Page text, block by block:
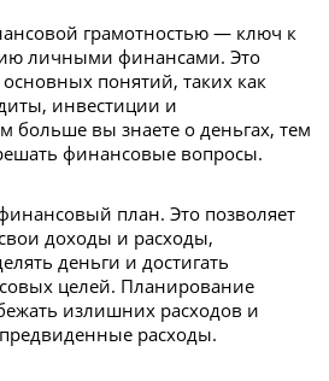
грамотностью — ключ к
личными финансами. Это
понятий, таких как
инвестиции и
больше вы знаете о деньгах, тем
финансовые вопросы.
план. Это позволяет
доходы и расходы,
деньги и достигать
целей. Планирование
излишних расходов и
расходы.